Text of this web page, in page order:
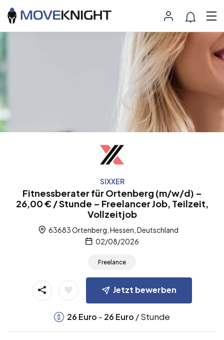
SIXXER
Fitnessberater für Ortenberg (m/w/d) –
26,00 € / Stunde – Freelancer Job, Teilzeit,
Vollzeitjob
63683 Ortenberg, Hessen, Deutschland
02/08/2026
Freelance
Jetzt bewerben
26 Euro - 26 Euro / Stunde